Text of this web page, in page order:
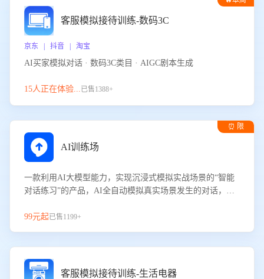
客服模拟接待训练-数码3C
京东 | 抖音 | 淘宝
AI买家模拟对话 · 数码3C类目 · AIGC剧本生成
15人正在体验...已售1388+
⏰ 限
AI训练场
一款利用AI大模型能力，实现沉浸式模拟实战场景的“智能
对话练习”的产品，AI全自动模拟真实场景发生的对话，企
服能力。
99元起已售1199+
客服模拟接待训练-生活电器